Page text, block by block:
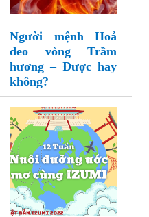
Người mệnh Hoả
đeo vòng Trầm
hương – Được hay
không?